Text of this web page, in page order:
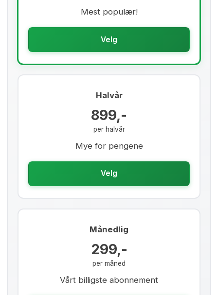
Mest populær!
Velg
Halvår
899,-
per halvår
Mye for pengene
Velg
Månedlig
299,-
per måned
Vårt billigste abonnement